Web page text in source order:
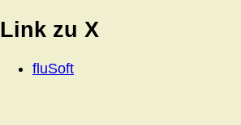
Link zu X
fluSoft